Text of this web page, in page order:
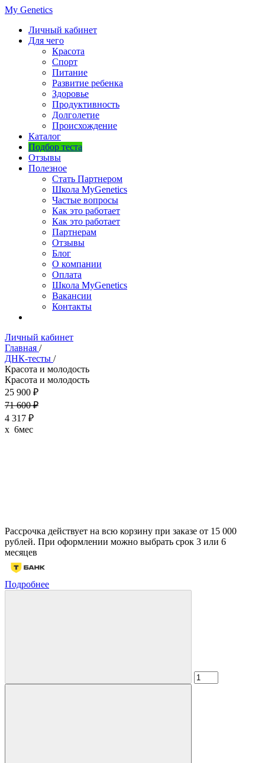
My Genetics
Личный кабинет
Для чего
Красота
Спорт
Питание
Развитие ребенка
Здоровье
Продуктивность
Долголетие
Происхождение
Каталог
Подбор теста
Отзывы
Полезное
Стать Партнером
Школа MyGenetics
Частые вопросы
Как это работает
Как это работает
Партнерам
Отзывы
Блог
О компании
Оплата
Школа MyGenetics
Вакансии
Контакты
Личный кабинет
Главная /
ДНК-тесты /
Красота и молодость
Красота и молодость
25 900 ₽
71 600 ₽
4 317 ₽
x 6мес
Рассрочка действует на всю корзину при заказе от 15 000
рублей. При оформлении можно выбрать срок 3 или 6
месяцев
Подробнее